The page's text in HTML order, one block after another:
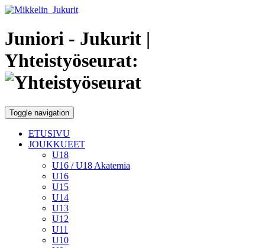
Juniori - Jukurit |
Yhteistyöseurat:
Toggle navigation
ETUSIVU
JOUKKUEET
U18
U16 / U18 Akatemia
U16
U15
U14
U13
U12
U11
U10